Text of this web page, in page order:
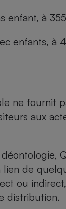
enfant, à
enfants, à
ne fournit
aux
lien de
ou
distribution.